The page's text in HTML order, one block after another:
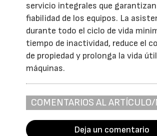
servicio integrales que
fiabilidad de los equipos. La
durante todo el ciclo de vida
tiempo de inactividad, reduce el
de propiedad y prolonga la vida
máquinas.
COMENTARIOS AL
Deja un comentario